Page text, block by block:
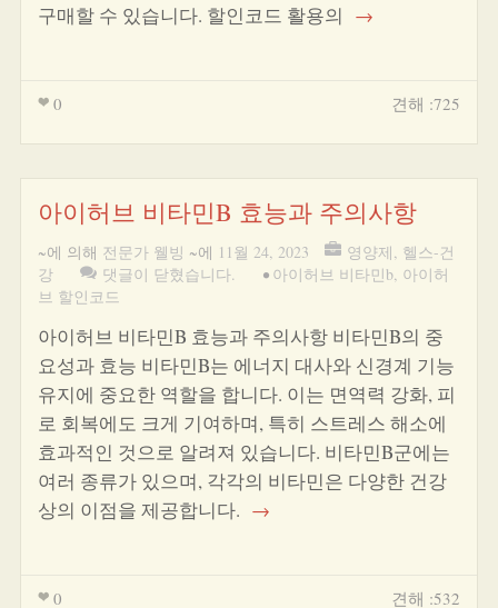
구매할 수 있습니다. 할인코드 활용의 →
0 견해 :725
아이허브 비타민B 효능과 주의사항
~에 의해 전문가 웰빙 ~에 11월 24, 2023 영양제, 헬스-건
강
댓글이 닫혔습니다. • 아이허브 비타민b, 아이허
브 할인코드
아이허브 비타민B 효능과 주의사항 비타민B의 중
요성과 효능 비타민B는 에너지 대사와 신경계 기능
유지에 중요한 역할을 합니다. 이는 면역력 강화, 피
로 회복에도 크게 기여하며, 특히 스트레스 해소에
효과적인 것으로 알려져 있습니다. 비타민B군에는
여러 종류가 있으며, 각각의 비타민은 다양한 건강
상의 이점을 제공합니다. →
0 견해 :532